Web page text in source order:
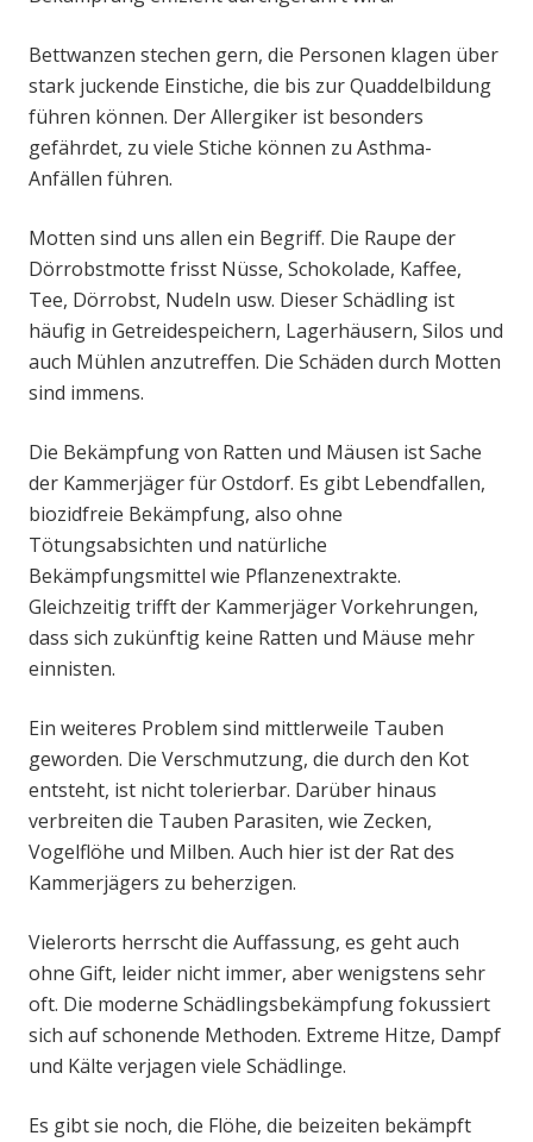
Bettwanzen stechen gern, die Personen klagen über
stark juckende Einstiche, die bis zur Quaddelbildung
führen können. Der Allergiker ist besonders
gefährdet, zu viele Stiche können zu Asthma-
Anfällen führen.
Motten sind uns allen ein Begriff. Die Raupe der
Dörrobstmotte frisst Nüsse, Schokolade, Kaffee,
Tee, Dörrobst, Nudeln usw. Dieser Schädling ist
häufig in Getreidespeichern, Lagerhäusern, Silos und
auch Mühlen anzutreffen. Die Schäden durch Motten
sind immens.
Die Bekämpfung von Ratten und Mäusen ist Sache
der Kammerjäger für Ostdorf. Es gibt Lebendfallen,
biozidfreie Bekämpfung, also ohne
Tötungsabsichten und natürliche
Bekämpfungsmittel wie Pflanzenextrakte.
Gleichzeitig trifft der Kammerjäger Vorkehrungen,
dass sich zukünftig keine Ratten und Mäuse mehr
einnisten.
Ein weiteres Problem sind mittlerweile Tauben
geworden. Die Verschmutzung, die durch den Kot
entsteht, ist nicht tolerierbar. Darüber hinaus
verbreiten die Tauben Parasiten, wie Zecken,
Vogelflöhe und Milben. Auch hier ist der Rat des
Kammerjägers zu beherzigen.
Vielerorts herrscht die Auffassung, es geht auch
ohne Gift, leider nicht immer, aber wenigstens sehr
oft. Die moderne Schädlingsbekämpfung fokussiert
sich auf schonende Methoden. Extreme Hitze, Dampf
und Kälte verjagen viele Schädlinge.
Es gibt sie noch, die Flöhe, die beizeiten bekämpft